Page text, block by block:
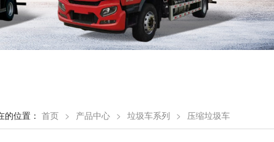
的位置： 首页 > 产品中心 > 垃圾车系列 > 压缩垃圾车